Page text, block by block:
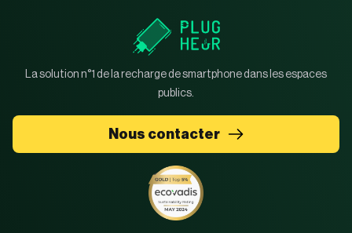
La solution n°1 de la recharge de smartphone dans les espaces
publics.
Nous contacter